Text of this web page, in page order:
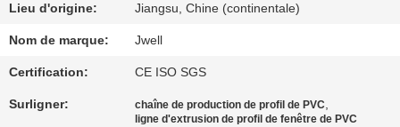
DE
QUALITÉ
CONTACTEZ-
Lieu d'origine: Jiangsu, Chine (continentale)
Nom de marque: Jwell
Certification: CE ISO SGS
Surligner: chaîne de production de profil de PVC,
ligne d'extrusion de profil de fenêtre de PVC